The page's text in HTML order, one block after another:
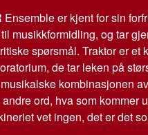
Ensemble er kjent for sin
musikkformidling, og tar
spørsmål. Traktor er et
de tar leken på
kombinasjonen
ord, hva som kommer
vet ingen, det er det